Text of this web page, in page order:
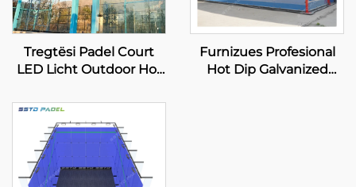
Tregtësi Padel Court
LED Licht Outdoor Hot
Full View Panoramik
Paddle Court 001-1
Furnizues Profesional
Hot Dip Galvanized